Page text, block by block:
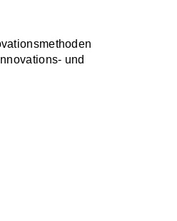
und